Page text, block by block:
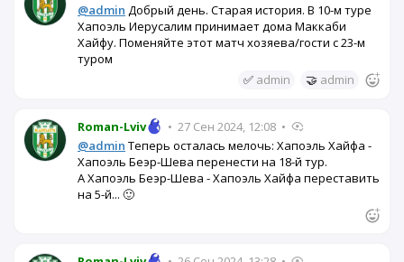
@admin Добрый день. Старая история. В 10-м туре
Хапоэль Иерусалим принимает дома Маккаби
Хайфу. Поменяйте этот матч хозяева/гости с 23-м
туром
✅ admin 🤝 admin
Roman-Lviv • 27 Сен 2024, 12:08 •
@admin Теперь осталась мелочь: Хапоэль Хайфа -
Хапоэль Беэр-Шева перенести на 18-й тур.
А Хапоэль Беэр-Шева - Хапоэль Хайфа переставить
на 5-й... 🙂